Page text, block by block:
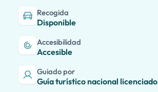
Recogida
Disponible
Accesibilidad
Accesible
Guiado por
Guía turístico nacional licenciado